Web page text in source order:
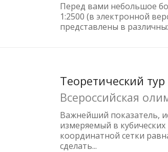
Перед вами небольшое
1:2500 (в электронной
представлены в
Теоретический
Всероссийская
Важнейший показатель,
измеряемый в
координатной сетки
сделать...